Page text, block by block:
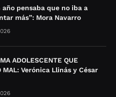
año pensaba que no iba a
más”: Mora Navarro
ADOLESCENTE QUE
MAL: Verónica Llinás y César